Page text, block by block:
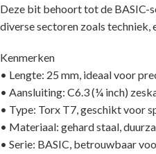
Deze bit behoort tot de BASIC-
diverse sectoren zoals
Kenmerken
• Lengte: 25 mm, ideaal voor
• Aansluiting: C6.3 (¼ inch)
• Type: Torx T7, geschikt voor
• Materiaal: gehard staal,
• Serie: BASIC, betrouwbaar